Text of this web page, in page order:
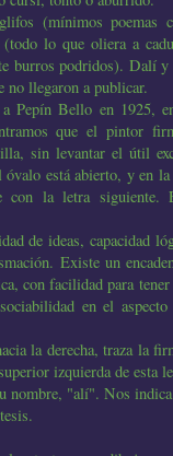
(mínimos poemas
(todo lo que oliera a
burros podridos). Dalí
no llegaron a publicar.
Pepín Bello en 1925,
que el pintor
sin levantar el útil
está abierto, y en la
con la letra siguiente.
de ideas, capacidad
Existe un
con facilidad para
en el
la derecha, traza la
izquierda de esta
nombre, "alí". Nos